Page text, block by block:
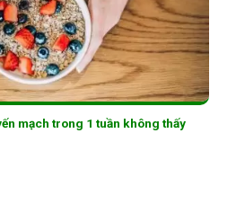
mạch trong 1 tuần không thấy